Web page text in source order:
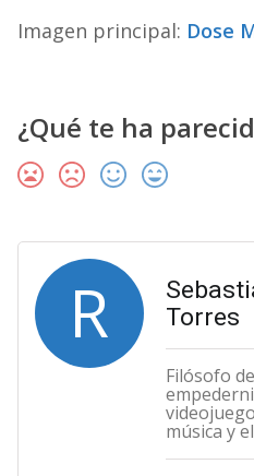
Imagen principal: Dose
¿Qué te ha
R
Torres
Filósofo
música y